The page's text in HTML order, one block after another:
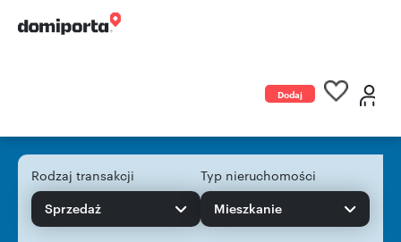
Dodaj
Rodzaj transakcji
Sprzedaż
Typ nieruchomości
Mieszkanie